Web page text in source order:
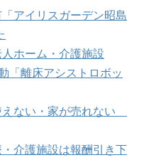
アイリスガーデン昭島
ホーム・介護施設
「離床アシストロボッ
ない・家が売れない
介護施設は報酬引き下